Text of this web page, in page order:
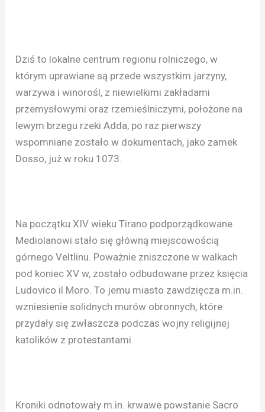
Dziś to lokalne centrum regionu rolniczego, w
którym uprawiane są przede wszystkim jarzyny,
warzywa i winorośl, z niewielkimi zakładami
przemysłowymi oraz rzemieślniczymi, położone na
lewym brzegu rzeki Adda, po raz pierwszy
wspomniane zostało w dokumentach, jako zamek
Dosso, już w roku 1073.
Na początku XIV wieku Tirano podporządkowane
Mediolanowi stało się główną miejscowością
górnego Veltlinu. Poważnie zniszczone w walkach
pod koniec XV w, zostało odbudowane przez księcia
Ludovico il Moro. To jemu miasto zawdzięcza m.in.
wzniesienie solidnych murów obronnych, które
przydały się zwłaszcza podczas wojny religijnej
katolików z protestantami.
Kroniki odnotowały m.in. krwawe powstanie Sacro